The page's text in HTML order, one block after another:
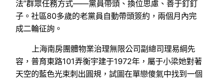
法”群眾任務方式——黨員帶頭、換位思慮、善于釘釘
子。社區80多歲的老黨員自動帶頭簽約，兩個月內完
成二輪征詢。
上海南房團體物業治理無限公司副總司理易綱先
容，普育東路101弄衡宇建于1972年，屬于小梁她對著
天空的藍色光束刺出圓規，試圖在單戀傻氣中找到一個